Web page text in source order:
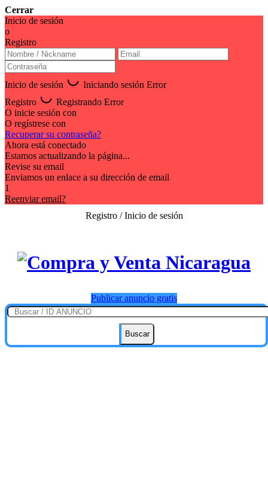
Cerrar
Inicio de sesión
o
Registro
Inicio de sesión Iniciando sesión Error
Registro
Registrando Error
O inicie sesión con
O regístrese con
Recuperar su contraseña?
Ahora está conectado
Estamos actualizando la página...
Revise su email
Enviamos un enlace a su dirección de email
1
Reenviar email?
Registro / Inicio de sesión
Publicar anuncio gratis
Buscar